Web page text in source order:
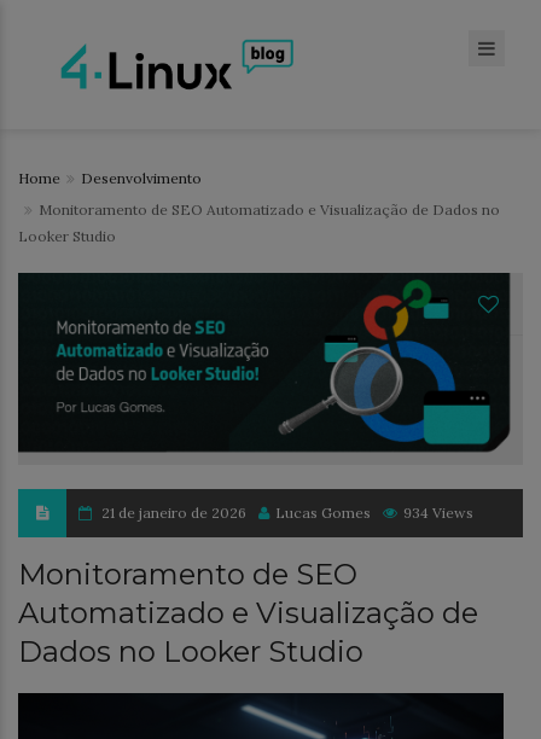
Home
Desenvolvimento
Monitoramento de SEO Automatizado e Visualização de Dados no
Looker Studio
21 de janeiro de 2026 Lucas Gomes 934 Views
Monitoramento de SEO
Automatizado e Visualização de
Dados no Looker Studio